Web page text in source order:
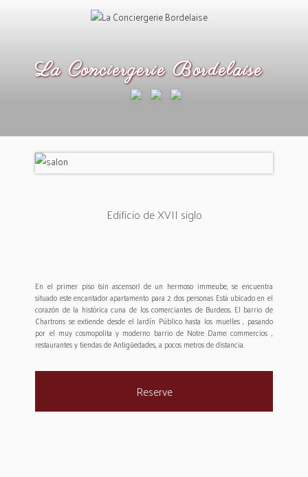
La Conciergerie Bordelaise
Edificio de XVII siglo
En el primer piso (sin ascensor) de un hermoso immeube, se encuentra
situado este encantador apartamento para 2 dos personas Está ubicado en el
corazón de la histórica cuna de los comerciantes de Burdeos. El barrio de
Chartrons se extiende desde el Jardín Público hasta los muelles , pasando
por el muy cosmopolita y moderno barrio de Notre Dame: commercios ,
restaurantes y tiendas de Antigüedades, a pocos metros de distancia.
Reserve